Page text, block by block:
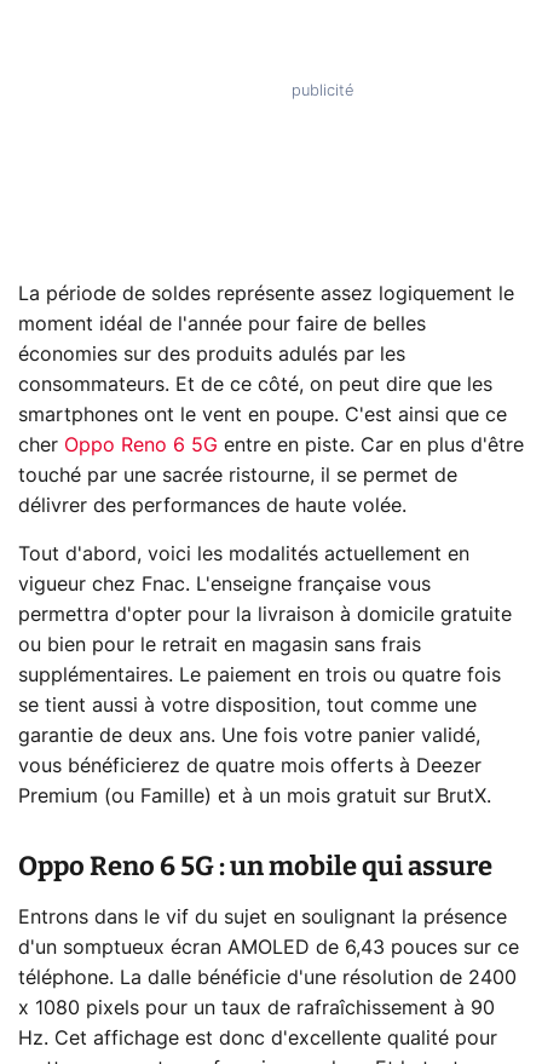
La période de soldes représente assez logiquement le
moment idéal de l'année pour faire de belles
économies sur des produits adulés par les
consommateurs. Et de ce côté, on peut dire que les
smartphones ont le vent en poupe. C'est ainsi que ce
cher Oppo Reno 6 5G entre en piste. Car en plus d'être
touché par une sacrée ristourne, il se permet de
délivrer des performances de haute volée.
Tout d'abord, voici les modalités actuellement en
vigueur chez Fnac. L'enseigne française vous
permettra d'opter pour la livraison à domicile gratuite
ou bien pour le retrait en magasin sans frais
supplémentaires. Le paiement en trois ou quatre fois
se tient aussi à votre disposition, tout comme une
garantie de deux ans. Une fois votre panier validé,
vous bénéficierez de quatre mois offerts à Deezer
Premium (ou Famille) et à un mois gratuit sur BrutX.
Oppo Reno 6 5G : un mobile qui assure
Entrons dans le vif du sujet en soulignant la présence
d'un somptueux écran AMOLED de 6,43 pouces sur ce
téléphone. La dalle bénéficie d'une résolution de 2400
x 1080 pixels pour un taux de rafraîchissement à 90
Hz. Cet affichage est donc d'excellente qualité pour